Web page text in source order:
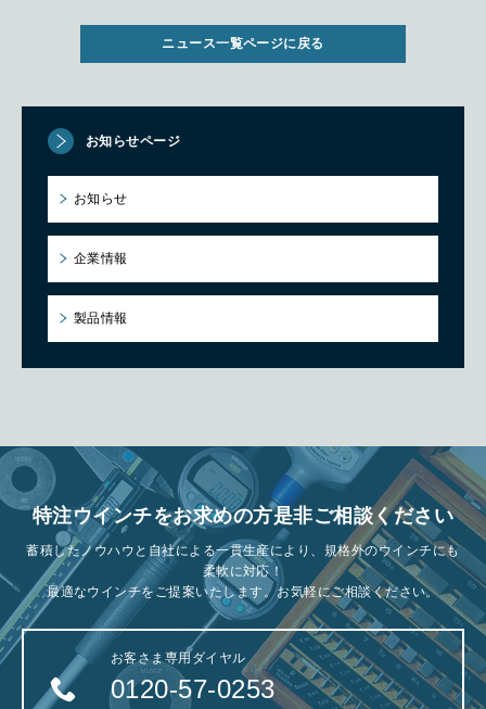
ニュース一覧ページに戻る
お知らせページ
お知らせ
企業情報
製品情報
特注ウインチをお求めの方是非ご相談ください
蓄積したノウハウと自社による一貫生産により、規格外のウインチにも
柔軟に対応！
最適なウインチをご提案いたします。お気軽にご相談ください。
お客さま専用ダイヤル
0120-57-0253